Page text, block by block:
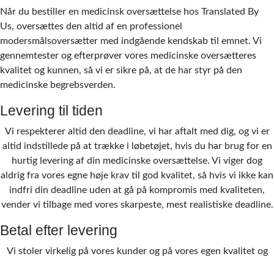
Når du bestiller en medicinsk oversættelse hos Translated By
Us, oversættes den altid af en professionel
modersmålsoversætter med indgående kendskab til emnet. Vi
gennemtester og efterprøver vores medicinske oversætteres
kvalitet og kunnen, så vi er sikre på, at de har styr på den
medicinske begrebsverden.
Levering til tiden
Vi respekterer altid den deadline, vi har aftalt med dig, og vi er
altid indstillede på at trække i løbetøjet, hvis du har brug for en
hurtig levering af din medicinske oversættelse. Vi viger dog
aldrig fra vores egne høje krav til god kvalitet, så hvis vi ikke kan
indfri din deadline uden at gå på kompromis med kvaliteten,
vender vi tilbage med vores skarpeste, mest realistiske deadline.
Betal efter levering
Vi stoler virkelig på vores kunder og på vores egen kvalitet og